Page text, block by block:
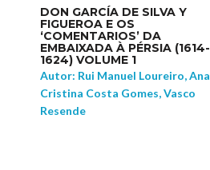
DON GARCÍA DE SILVA Y
FIGUEROA E OS
‘COMENTARIOS’ DA
EMBAIXADA À PÉRSIA (1614-
1624) VOLUME 1
Autor: Rui Manuel Loureiro, Ana
Cristina Costa Gomes, Vasco
Resende